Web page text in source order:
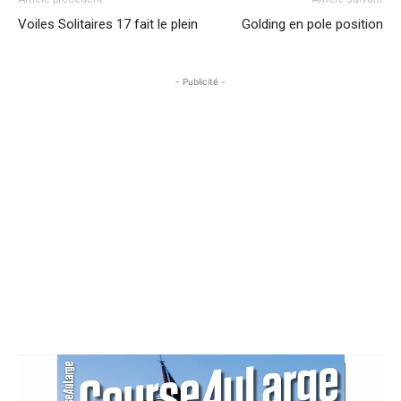
Voiles Solitaires 17 fait le plein Golding en pole position
- Publicité -